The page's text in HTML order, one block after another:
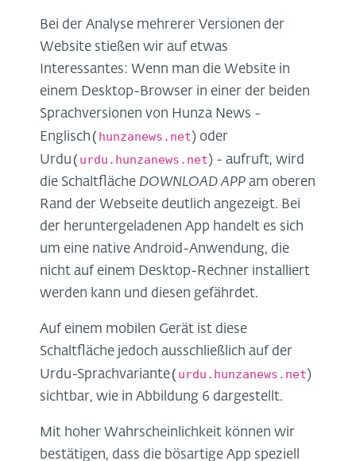
Bei der Analyse mehrerer Versionen der
Website stießen wir auf etwas
Interessantes: Wenn man die Website in
einem Desktop-Browser in einer der beiden
Sprachversionen von Hunza News -
Englisch ( hunzanews.net) oder
Urdu ( urdu.hunzanews.net) - aufruft, wird
die Schaltfläche DOWNLOAD APP am oberen
Rand der Webseite deutlich angezeigt. Bei
der heruntergeladenen App handelt es sich
um eine native Android-Anwendung, die
nicht auf einem Desktop-Rechner installiert
werden kann und diesen gefährdet.
Auf einem mobilen Gerät ist diese
Schaltfläche jedoch ausschließlich auf der
Urdu-Sprachvariante( urdu.hunzanews.net)
sichtbar, wie in Abbildung 6 dargestellt.
Mit hoher Wahrscheinlichkeit können wir
bestätigen, dass die bösartige App speziell